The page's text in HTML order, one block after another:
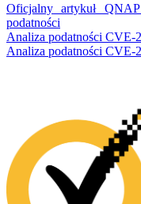
Oficjalny artykuł
podatności
Analiza podatności CVE-
Analiza podatności CVE-